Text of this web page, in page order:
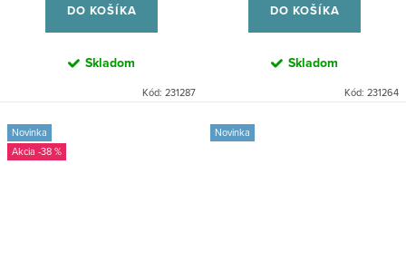
DO KOŠÍKA
Skladom
Kód: 231287
DO KOŠÍKA
Skladom
Kód: 231264
Novinka
-38 %
Novinka